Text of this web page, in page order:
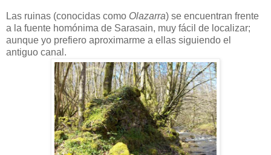
Las ruinas (conocidas como Olazarra) se encuentran frente
a la fuente homónima de Sarasain, muy fácil de localizar;
aunque yo prefiero aproximarme a ellas siguiendo el
antiguo canal.